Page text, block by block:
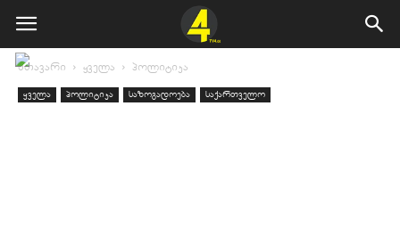
მთავარი ყველა პოლიტიკა
ყველა პოლიტიკა საზოგადოება საქართველო